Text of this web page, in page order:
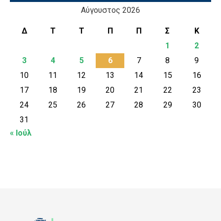
Αύγουστος 2026
Δ Τ Τ Π Π Σ
Κ
1
2
3
4 5 6 7 8
9
10
11 12 13 14 15
16
17
18 19 20 21 22
23
24
25 26 27 28 29
30
31
« Ιούλ